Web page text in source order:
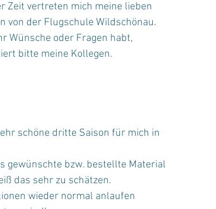
Zeit vertreten mich meine lieben
von der Flugschule Wildschönau.
Wünsche oder Fragen habt,
bitte meine Kollegen.
schöne dritte Saison für mich in
gewünschte bzw. bestellte Material
das sehr zu schätzen.
wieder normal anlaufen